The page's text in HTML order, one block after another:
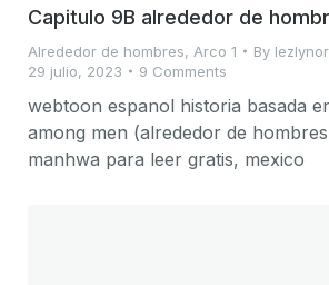
Capitulo 9B alrededor de
Alrededor de hombres, Arco 1 By
29 julio, 2023
9 Comments
webtoon espanol historia basada
among men (alrededor de
manhwa para leer gratis, mexico